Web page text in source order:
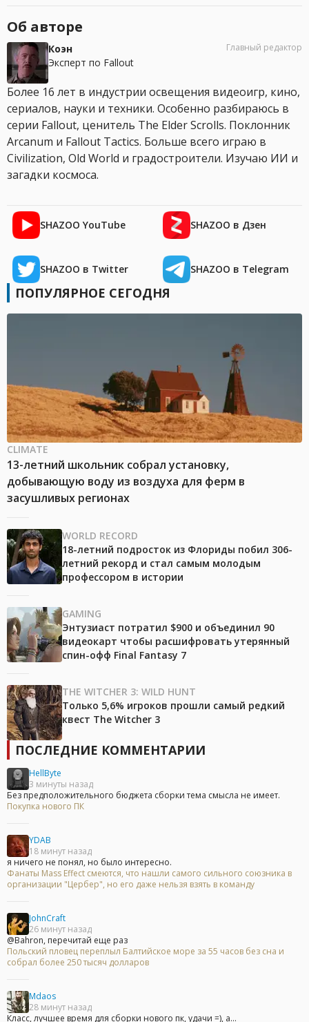
Об авторе
Коэн
Эксперт по Fallout
Главный редактор
Более 16 лет в индустрии освещения видеоигр, кино,
сериалов, науки и техники. Особенно разбираюсь в
серии Fallout, ценитель The Elder Scrolls. Поклонник
Arcanum и Fallout Tactics. Больше всего играю в
Civilization, Old World и градостроители. Изучаю ИИ и
загадки космоса.
SHAZOO YouTube SHAZOO в Дзен
SHAZOO в Twitter SHAZOO в Telegram
ПОПУЛЯРНОЕ СЕГОДНЯ
CLIMATE
13-летний школьник собрал установку,
добывающую воду из воздуха для ферм в
засушливых регионах
WORLD RECORD
18-летний подросток из Флориды побил 306-
летний рекорд и стал самым молодым
профессором в истории
GAMING
Энтузиаст потратил $900 и объединил 90
видеокарт чтобы расшифровать утерянный
спин-офф Final Fantasy 7
THE WITCHER 3: WILD HUNT
Только 5,6% игроков прошли самый редкий
квест The Witcher 3
ПОСЛЕДНИЕ КОММЕНТАРИИ
HellByte
3 минуты назад
Без предположительного бюджета сборки тема смысла не имеет.
Покупка нового ПК
YDAB
18 минут назад
я ничего не понял, но было интересно.
Фанаты Mass Effect смеются, что нашли самого сильного союзника в
организации "Цербер", но его даже нельзя взять в команду
JohnCraft
26 минут назад
@Bahron, перечитай еще раз
Польский пловец переплыл Балтийское море за 55 часов без сна и
собрал более 250 тысяч долларов
Mdaos
28 минут назад
Класс, лучшее время для сборки нового пк, удачи =), а...